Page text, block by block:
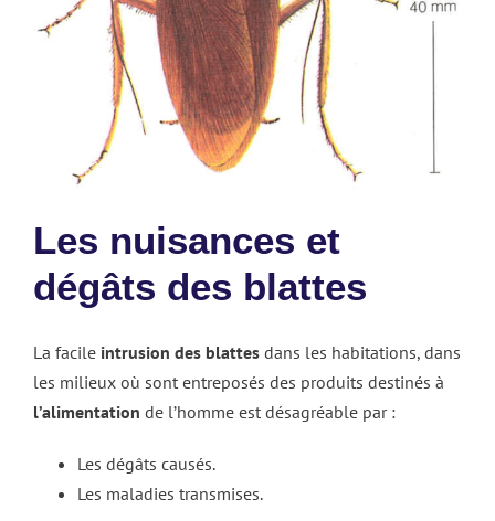
Les nuisances et
dégâts des blattes
La facile intrusion des blattes dans les habitations, dans
les milieux où sont entreposés des produits destinés à
l’alimentation de l’homme est désagréable par :
Les dégâts causés.
Les maladies transmises.